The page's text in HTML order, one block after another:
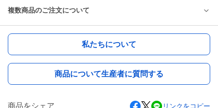
複数商品のご注文について
私たちについて
商品について生産者に質問する
商品をシェア リンクをコピー